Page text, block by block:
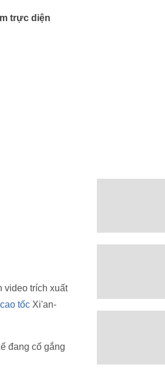
trực diện
video trích xuất
tốc Xi'an-
đang cố gắng